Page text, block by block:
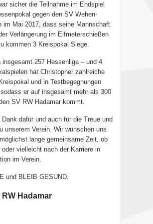
sicher die Teilnahme im Endspiel
gegen den SV Wehen-
im Mai 2017, dass seine Mannschaft
Verlängerung im Elfmeterschießen
kommen 3 Kreispokal Siege.
insgesamt 257 Hessenliga – und 4
hat Christopher zahlreiche
und in Testbegegnungen
er auf insgesamt mehr als 300
SV RW Hadamar kommt.
Dank dafür und auch für die Treue und
unserem Verein. Wir wünschen uns
lange gemeinsame Zeit, ob
vielleicht nach der Karriere in
im Verein.
und BLEIB GESUND.
RW Hadamar